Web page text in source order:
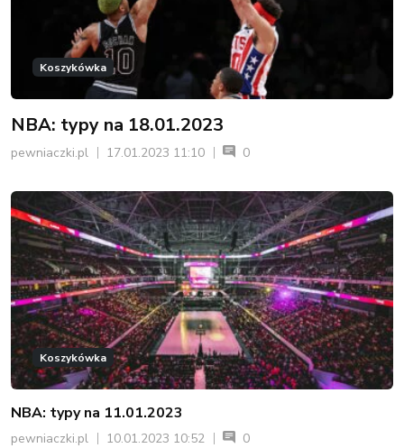
Koszykówka
NBA: typy na 18.01.2023
pewniaczki.pl 17.01.2023 11:10 0
Koszykówka
NBA: typy na 11.01.2023
pewniaczki.pl 10.01.2023 10:52 0